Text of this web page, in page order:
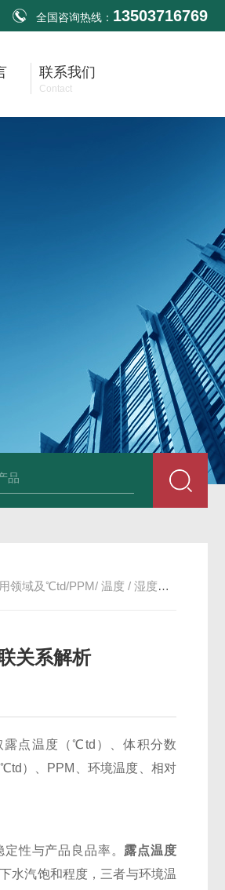
全国咨询热线： 13503716769
联系我们
Contact
激光功率传感器 Ophir PD300-
及℃td/PPM/ 温度 / 湿度关联关系解析
关系解析
露点温度（℃td）、体积分数
）、PPM、环境温度、相对
性与产品良品率。 露点温度
水汽饱和程度，三者与环境温